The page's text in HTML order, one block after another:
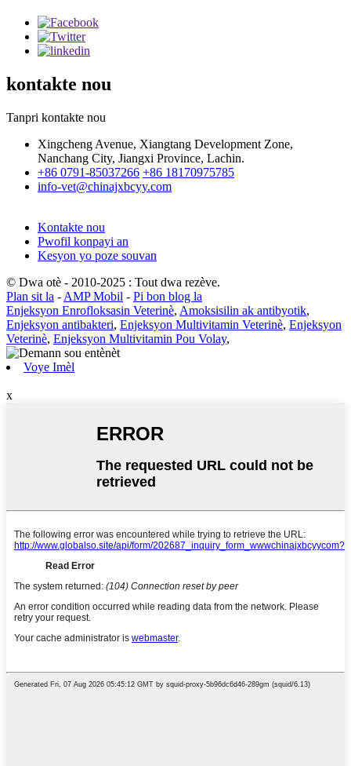
kontakte nou
Tanpri kontakte nou
Xingcheng Avenue, Xiangtang Development Zone,
Nanchang City, Jiangxi Province, Lachin.
+86 0791-85037266 +86 18170975785
info-vet@chinajxbcyy.com
Kontakte nou
Pwofil konpayi an
Kesyon yo poze souvan
© Dwa otè - 2010-2025 : Tout dwa rezève.
Plan sit la - AMP Mobil - Pi bon blog la
Enjeksyon Enrofloksasin Veterinè, Amoksisilin ak antibyotik,
Enjeksyon antibakteri, Enjeksyon Multivitamin Veterinè, Enjeksyon
Veterinè, Enjeksyon Multivitamin Pou Volay,
Voye Imèl
x